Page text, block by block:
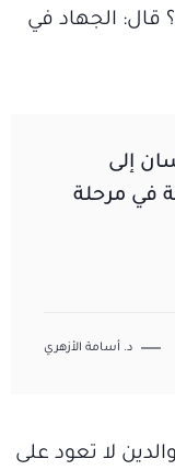
قال: الجهاد في
إلى
في مرحلة
د. أسامة الأزهري
لا تعود على